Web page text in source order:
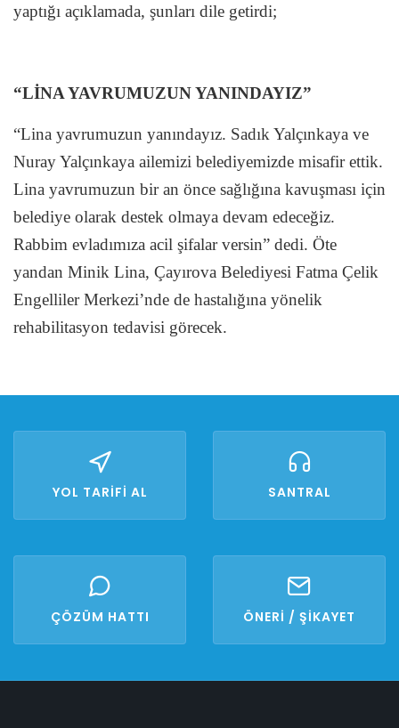
yaptığı açıklamada, şunları dile getirdi;
“LİNA YAVRUMUZUN YANINDAYIZ”
“Lina yavrumuzun yanındayız. Sadık Yalçınkaya ve
Nuray Yalçınkaya ailemizi belediyemizde misafir ettik.
Lina yavrumuzun bir an önce sağlığına kavuşması için
belediye olarak destek olmaya devam edeceğiz.
Rabbim evladımıza acil şifalar versin” dedi. Öte
yandan Minik Lina, Çayırova Belediyesi Fatma Çelik
Engelliler Merkezi’nde de hastalığına yönelik
rehabilitasyon tedavisi görecek.
YOL TARİFİ AL SANTRAL
ÇÖZÜM HATTI ÖNERİ / ŞİKAYET